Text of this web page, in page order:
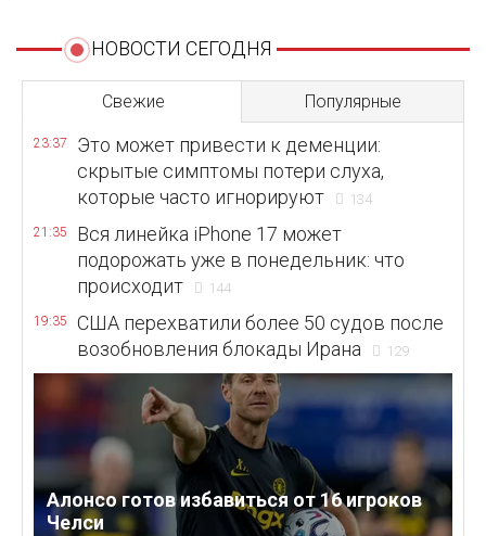
НОВОСТИ СЕГОДНЯ
Свежие Популярные
23:37
Это может привести к деменции:
скрытые симптомы потери слуха,
которые часто игнорируют
134
21:35
Вся линейка iPhone 17 может
подорожать уже в понедельник: что
происходит
144
19:35
США перехватили более 50 судов после
возобновления блокады Ирана
129
Алонсо готов избавиться от 16 игроков
Челси